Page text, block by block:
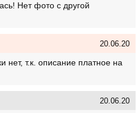
Нет фото с другой
20.06.20
нет, т.к. описание платное на
20.06.20